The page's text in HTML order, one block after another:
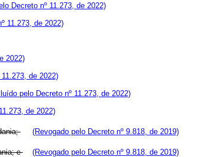
Decreto nº 11.273, de 2022)
11.273, de 2022)
2022)
de 2022)
pelo Decreto nº 11.273, de 2022)
de 2022)
(Revogado pelo Decreto nº 9.818, de 2019)
e (Revogado pelo Decreto nº 9.818, de 2019)